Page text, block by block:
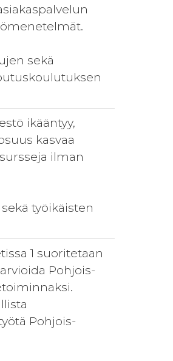
sekä
ikääntyy,
kasvaa
ilman
työikäisten
1 suoritetaan
Pohjois-
Pohjois-